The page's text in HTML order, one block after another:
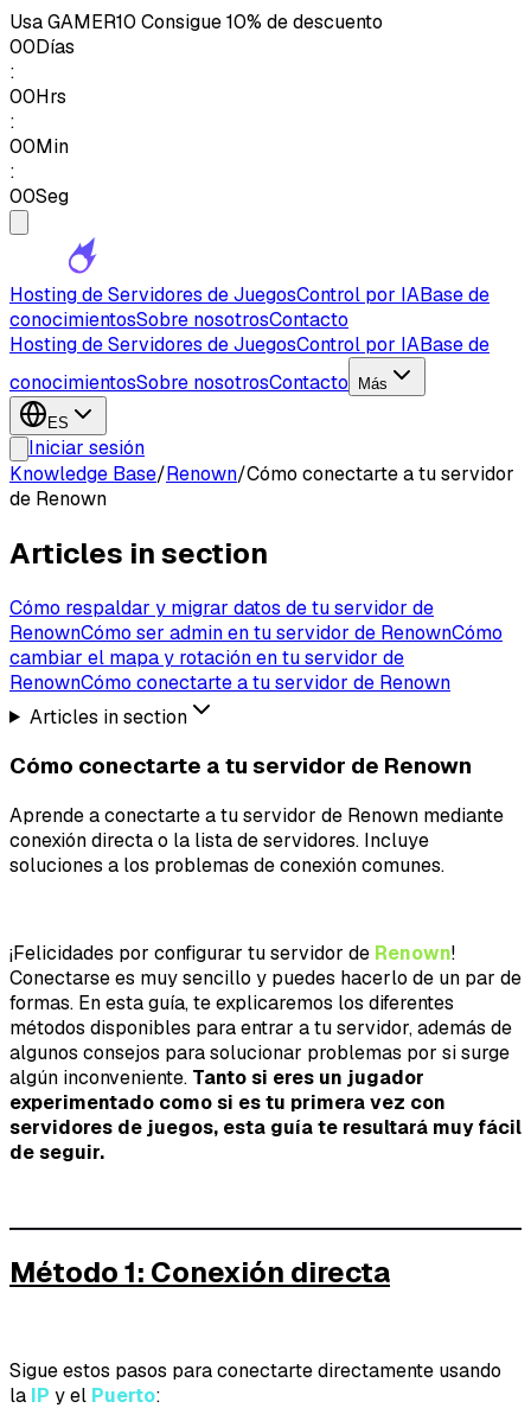
UsaGAMER10 Consigue 10% de descuento
00Días
:
00Hrs
:
00Min
:
00Seg
Hosting de Servidores de JuegosControl por IABase de
conocimientosSobre nosotrosContacto
Hosting de Servidores de JuegosControl por IABase de
conocimientosSobre nosotrosContacto Más
ES
Iniciar sesión
Knowledge Base/Renown/Cómo conectarte a tu servidor
de Renown
Articles in section
Cómo respaldar y migrar datos de tu servidor de
RenownCómo ser admin en tu servidor de RenownCómo
cambiar el mapa y rotación en tu servidor de
RenownCómo conectarte a tu servidor de Renown
Articles in section
Cómo conectarte a tu servidor de Renown
Aprende a conectarte a tu servidor de Renown mediante
conexión directa o la lista de servidores. Incluye
soluciones a los problemas de conexión comunes.
¡Felicidades por configurar tu servidor de Renown!
Conectarse es muy sencillo y puedes hacerlo de un par de
formas. En esta guía, te explicaremos los diferentes
métodos disponibles para entrar a tu servidor, además de
algunos consejos para solucionar problemas por si surge
algún inconveniente. Tanto si eres un jugador
experimentado como si es tu primera vez con
servidores de juegos, esta guía te resultará muy fácil
de seguir.
Método 1: Conexión directa
Sigue estos pasos para conectarte directamente usando
la IP y el Puerto: